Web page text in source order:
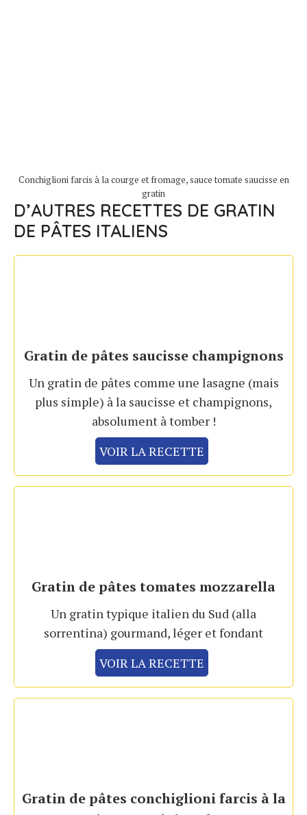
Conchiglioni farcis à la courge et fromage, sauce tomate saucisse en
gratin
D’AUTRES RECETTES DE GRATIN
DE PÂTES ITALIENS
Gratin de pâtes saucisse champignons
Un gratin de pâtes comme une lasagne (mais
plus simple) à la saucisse et champignons,
absolument à tomber !
VOIR LA RECETTE
Gratin de pâtes tomates mozzarella
Un gratin typique italien du Sud (alla
sorrentina) gourmand, léger et fondant
VOIR LA RECETTE
Gratin de pâtes conchiglioni farcis à la